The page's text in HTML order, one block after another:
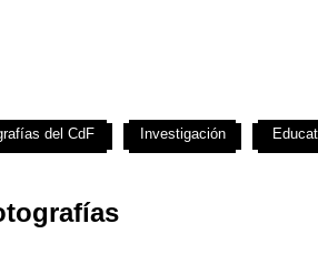
del CdF Investigación